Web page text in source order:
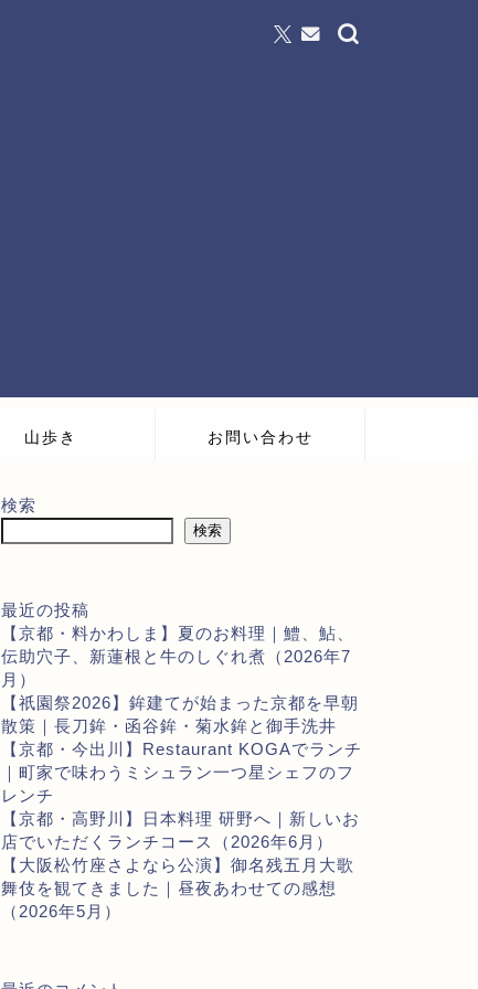
山歩き お問い合わせ
検索
検索
最近の投稿
【京都・料かわしま】夏のお料理｜鱧、鮎、
伝助穴子、新蓮根と牛のしぐれ煮（2026年7
月）
【祇園祭2026】鉾建てが始まった京都を早朝
散策｜長刀鉾・函谷鉾・菊水鉾と御手洗井
【京都・今出川】Restaurant KOGAでランチ
｜町家で味わうミシュラン一つ星シェフのフ
レンチ
【京都・高野川】日本料理 研野へ｜新しいお
店でいただくランチコース（2026年6月）
【大阪松竹座さよなら公演】御名残五月大歌
舞伎を観てきました｜昼夜あわせての感想
（2026年5月）